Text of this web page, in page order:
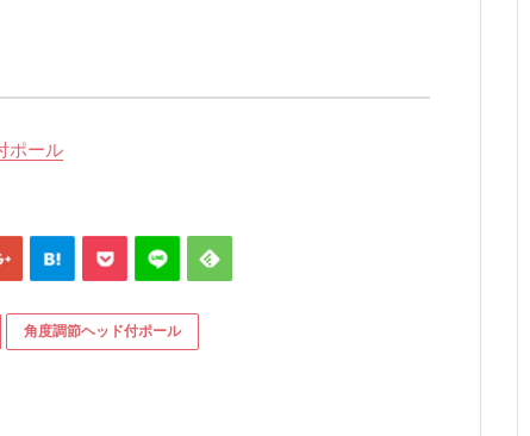
ポール
角度調節ヘッド付ポール